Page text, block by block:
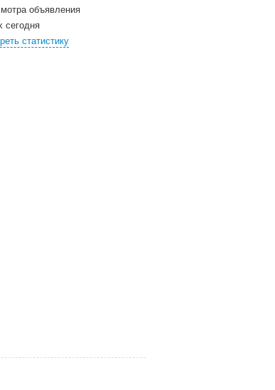
объявления
сегодня
статистику